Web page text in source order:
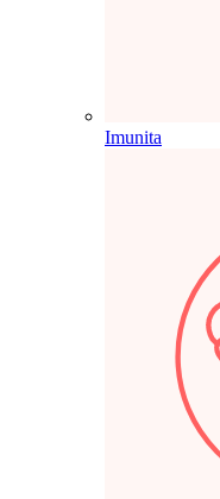
Imunita